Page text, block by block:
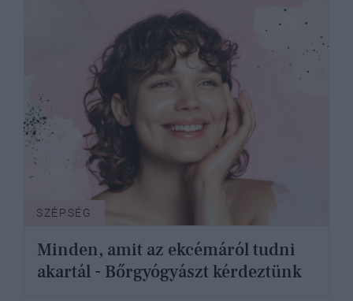
SZÉPSÉG
Minden, amit az ekcémáról tudni
akartál - Bőrgyógyászt kérdeztünk